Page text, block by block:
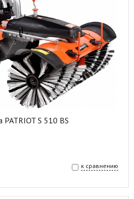
S 510 BS
к сравнению